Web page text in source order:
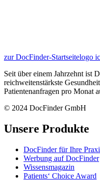
zur DocFinder-Startseitelogo
Seit über einem Jahrzehnt ist
reichweitenstärkste
Patientenanfragen pro Monat
© 2024 DocFinder GmbH
Unsere Produkte
DocFinder für Ihre
Werbung auf DocFinder
Wissensmagazin
Patients‘ Choice Award